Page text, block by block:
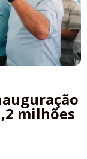
milhões